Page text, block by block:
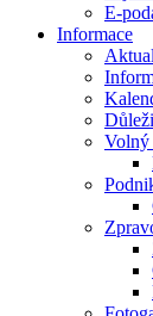
E-
Informace
Volný